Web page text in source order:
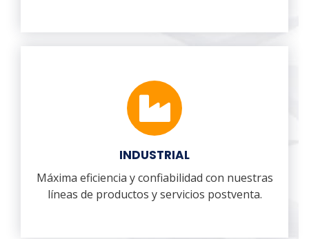
INDUSTRIAL
Máxima eficiencia y confiabilidad con nuestras
líneas de productos y servicios postventa.